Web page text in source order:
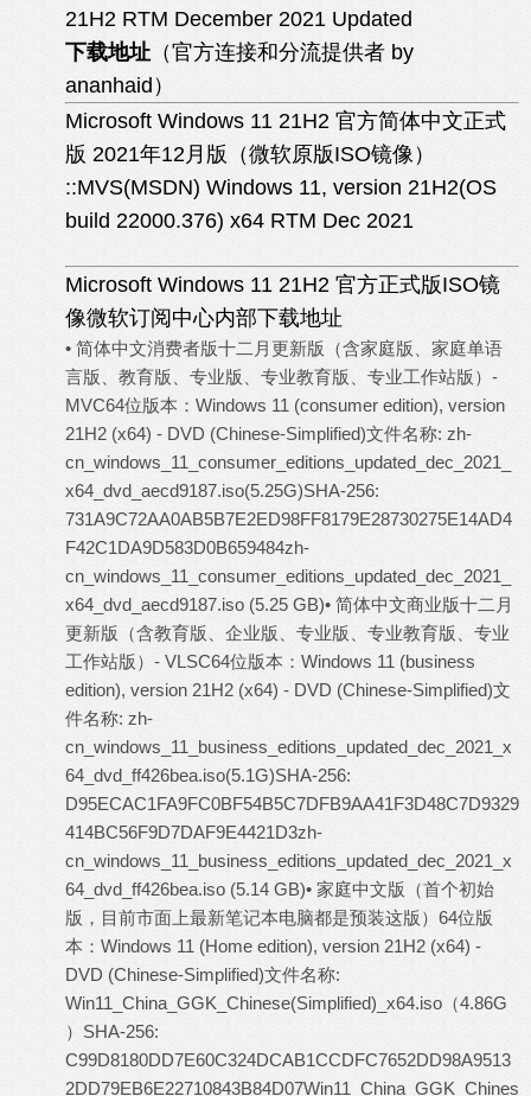
21H2 RTM December 2021 Updated
下载地址 （官方连接和分流提供者 by
ananhaid）
Microsoft Windows 11 21H2 官方简体中文正式
版 2021年12月版（微软原版ISO镜像）
::MVS(MSDN) Windows 11, version 21H2(OS
build 22000.376) x64 RTM Dec 2021
Microsoft Windows 11 21H2 官方正式版ISO镜
像微软订阅中心内部下载地址
• 简体中文消费者版十二月更新版（含家庭版、家庭单语
言版、教育版、专业版、专业教育版、专业工作站版）-
MVC64位版本：Windows 11 (consumer edition), version
21H2 (x64) - DVD (Chinese-Simplified)文件名称: zh-
cn_windows_11_consumer_editions_updated_dec_2021_
x64_dvd_aecd9187.iso(5.25G)SHA-256:
731A9C72AA0AB5B7E2ED98FF8179E28730275E14AD4
F42C1DA9D583D0B659484zh-
cn_windows_11_consumer_editions_updated_dec_2021_
x64_dvd_aecd9187.iso (5.25 GB)• 简体中文商业版十二月
更新版（含教育版、企业版、专业版、专业教育版、专业
工作站版）- VLSC64位版本：Windows 11 (business
edition), version 21H2 (x64) - DVD (Chinese-Simplified)文
件名称: zh-
cn_windows_11_business_editions_updated_dec_2021_x
64_dvd_ff426bea.iso(5.1G)SHA-256:
D95ECAC1FA9FC0BF54B5C7DFB9AA41F3D48C7D9329
414BC56F9D7DAF9E4421D3zh-
cn_windows_11_business_editions_updated_dec_2021_x
64_dvd_ff426bea.iso (5.14 GB)• 家庭中文版（首个初始
版，目前市面上最新笔记本电脑都是预装这版）64位版
本：Windows 11 (Home edition), version 21H2 (x64) -
DVD (Chinese-Simplified)文件名称:
Win11_China_GGK_Chinese(Simplified)_x64.iso（4.86G
）SHA-256:
C99D8180DD7E60C324DCAB1CCDFC7652DD98A9513
2DD79EB6E22710843B84D07Win11_China_GGK_Chines